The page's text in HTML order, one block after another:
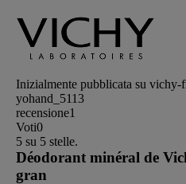
Inizialmente pubblicata su vichy-
yohand_5113
recensione1
Voti0
5 su 5 stelle.
Déodorant minéral de
gran